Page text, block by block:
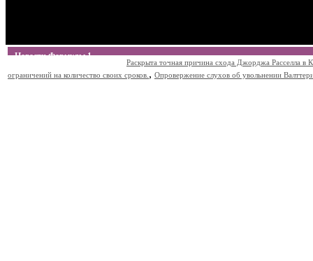
Новости Формулы 1
Раскрыта точная причина схода Джорджа Расселла в
ограничений на количество своих сроков. , Опровержение слухов об увольнении